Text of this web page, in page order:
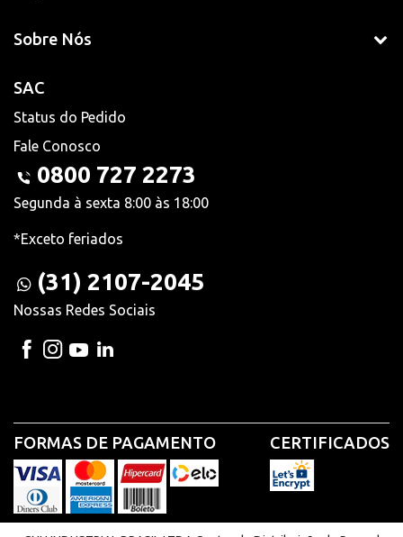
Sobre Nós
SAC
Status do Pedido
Fale Conosco
0800 727 2273
Segunda à sexta 8:00 às 18:00
*Exceto feriados
(31) 2107-2045
Nossas Redes Sociais
FORMAS DE PAGAMENTO CERTIFICADOS